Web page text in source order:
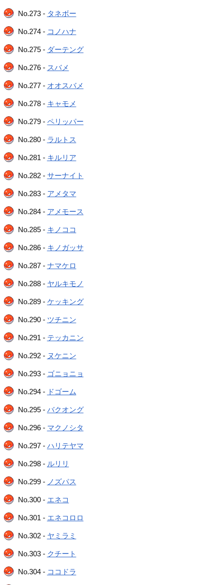
No.273 - タネボー
No.274 - コノハナ
No.275 - ダーテング
No.276 - スバメ
No.277 - オオスバメ
No.278 - キャモメ
No.279 - ペリッパー
No.280 - ラルトス
No.281 - キルリア
No.282 - サーナイト
No.283 - アメタマ
No.284 - アメモース
No.285 - キノココ
No.286 - キノガッサ
No.287 - ナマケロ
No.288 - ヤルキモノ
No.289 - ケッキング
No.290 - ツチニン
No.291 - テッカニン
No.292 - ヌケニン
No.293 - ゴニョニョ
No.294 - ドゴーム
No.295 - バクオング
No.296 - マクノシタ
No.297 - ハリテヤマ
No.298 - ルリリ
No.299 - ノズパス
No.300 - エネコ
No.301 - エネコロロ
No.302 - ヤミラミ
No.303 - クチート
No.304 - ココドラ